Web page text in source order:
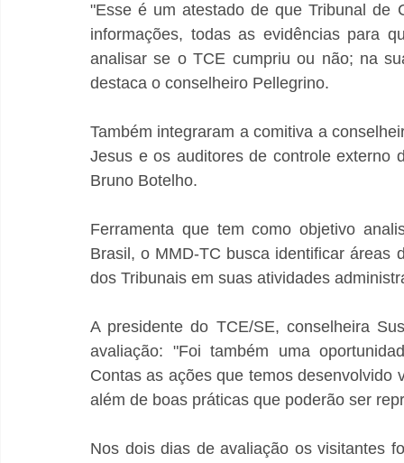
"Esse é um atestado de que Tribunal de
informações, todas as evidências para
analisar se o TCE cumpriu ou não; na
destaca o conselheiro Pellegrino.
Também integraram a comitiva a
Jesus e os auditores de controle externo
Bruno Botelho.
Ferramenta que tem como objetivo
Brasil, o MMD-TC busca identificar áreas
dos Tribunais em suas atividades
A presidente do TCE/SE, conselheira
avaliação: "Foi também uma
Contas as ações que temos desenvolvido
além de boas práticas que poderão ser
Nos dois dias de avaliação os visitantes